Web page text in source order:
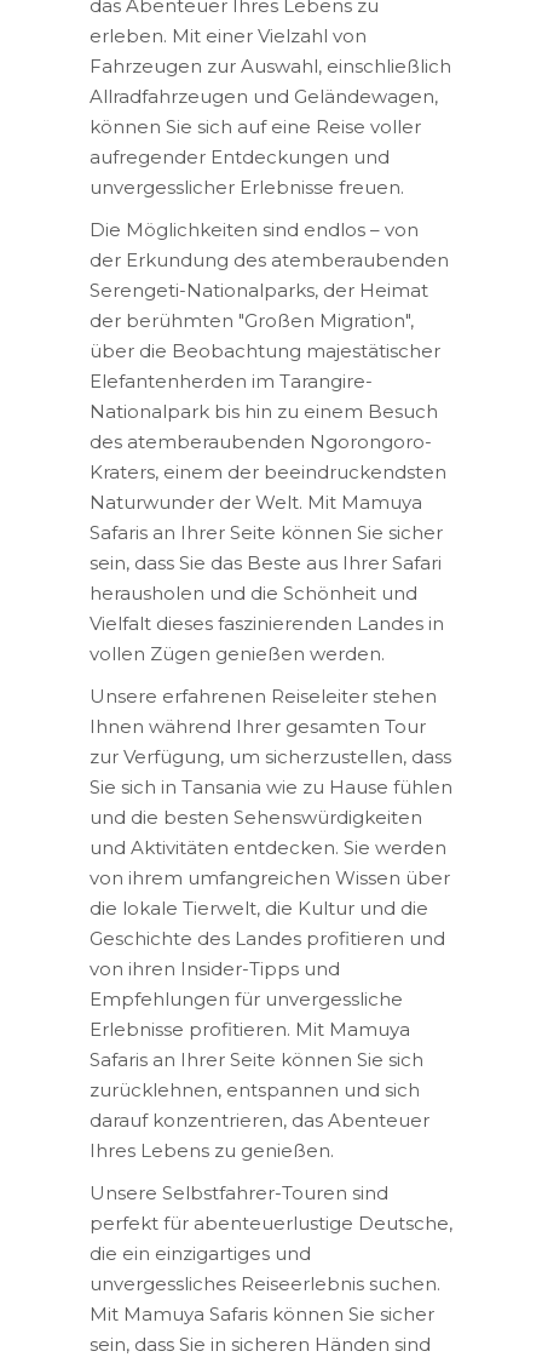
das Abenteuer Ihres Lebens zu
erleben. Mit einer Vielzahl von
Fahrzeugen zur Auswahl, einschließlich
Allradfahrzeugen und Geländewagen,
können Sie sich auf eine Reise voller
aufregender Entdeckungen und
unvergesslicher Erlebnisse freuen.
Die Möglichkeiten sind endlos – von
der Erkundung des atemberaubenden
Serengeti-Nationalparks, der Heimat
der berühmten "Großen Migration",
über die Beobachtung majestätischer
Elefantenherden im Tarangire-
Nationalpark bis hin zu einem Besuch
des atemberaubenden Ngorongoro-
Kraters, einem der beeindruckendsten
Naturwunder der Welt. Mit Mamuya
Safaris an Ihrer Seite können Sie sicher
sein, dass Sie das Beste aus Ihrer Safari
herausholen und die Schönheit und
Vielfalt dieses faszinierenden Landes in
vollen Zügen genießen werden.
Unsere erfahrenen Reiseleiter stehen
Ihnen während Ihrer gesamten Tour
zur Verfügung, um sicherzustellen, dass
Sie sich in Tansania wie zu Hause fühlen
und die besten Sehenswürdigkeiten
und Aktivitäten entdecken. Sie werden
von ihrem umfangreichen Wissen über
die lokale Tierwelt, die Kultur und die
Geschichte des Landes profitieren und
von ihren Insider-Tipps und
Empfehlungen für unvergessliche
Erlebnisse profitieren. Mit Mamuya
Safaris an Ihrer Seite können Sie sich
zurücklehnen, entspannen und sich
darauf konzentrieren, das Abenteuer
Ihres Lebens zu genießen.
Unsere Selbstfahrer-Touren sind
perfekt für abenteuerlustige Deutsche,
die ein einzigartiges und
unvergessliches Reiseerlebnis suchen.
Mit Mamuya Safaris können Sie sicher
sein, dass Sie in sicheren Händen sind